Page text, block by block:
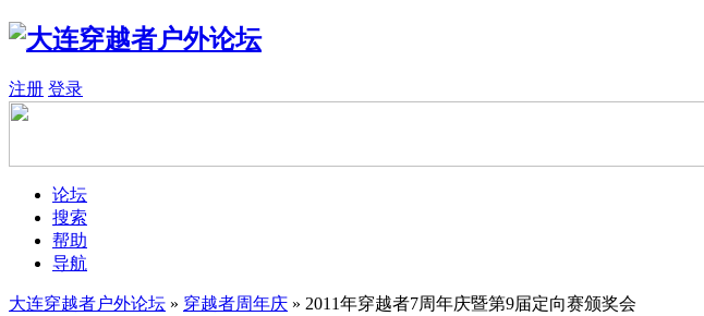
注册 登录
论坛
搜索
帮助
导航
大连穿越者户外论坛 » 穿越者周年庆 » 2011年穿越者7周年庆暨第9届定向赛颁奖会